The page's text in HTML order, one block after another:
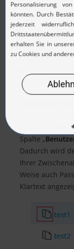
Screenshot
zu lassen.
Klicken Sie in
Passwort
Spalte „
Dadurch wird
Ihrer
Weise auch
Klartext